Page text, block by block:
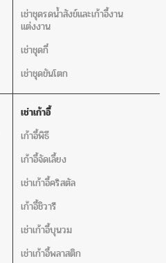
เช่าชุดรดน้ำสังข์และเก้าอี้งาน
แต่งงาน
เช่าชุดกี๋
เช่าชุดขันโตก
เช่าเก้าอี้
เก้าอี้พิธี
เก้าอี้จัดเลี้ยง
เช่าเก้าอี้คริสตัล
เก้าอี้ชิวารี
เช่าเก้าอี้บุนวม
เช่าเก้าอี้พลาสติก